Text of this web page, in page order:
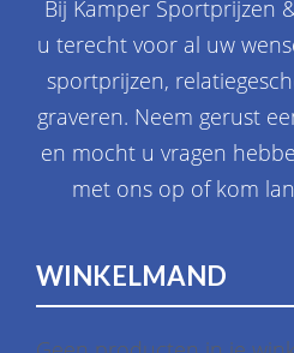
Bij Kamper Sportprijzen
u terecht voor al uw
sportprijzen,
graveren. Neem gerust
en mocht u vragen
met ons op of kom
WINKELMAND